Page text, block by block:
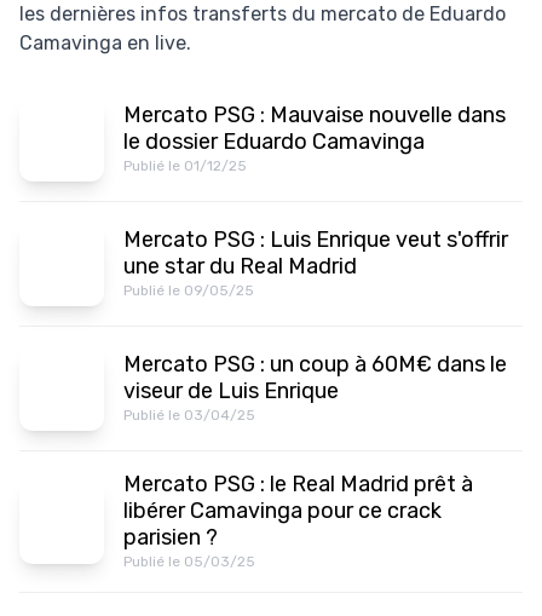
les dernières infos transferts du mercato de Eduardo
Camavinga en live.
Mercato PSG : Mauvaise nouvelle dans
le dossier Eduardo Camavinga
Publié le 01/12/25
Mercato PSG : Luis Enrique veut s'offrir
une star du Real Madrid
Publié le 09/05/25
Mercato PSG : un coup à 60M€ dans le
viseur de Luis Enrique
Publié le 03/04/25
Mercato PSG : le Real Madrid prêt à
libérer Camavinga pour ce crack
parisien ?
Publié le 05/03/25